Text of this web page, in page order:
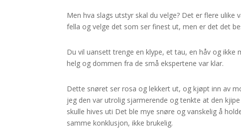
Men hva slags utstyr skal du velge? Det er flere
fella og velge det som ser finest ut, men er det det
Du vil uansett trenge en klype, et tau, en håv og
helg og dommen fra de små ekspertene var klar.
Dette snøret ser rosa og lekkert ut, og kjøpt inn av
jeg den var utrolig sjarmerende og tenkte at den
skulle hives uti Det ble mye snøre og vanskelig å
samme konklusjon, ikke brukelig.